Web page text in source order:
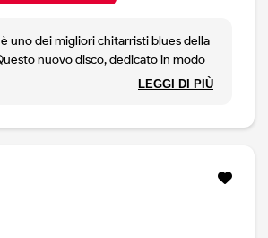
uno dei migliori chitarristi blues della
nuovo disco, dedicato in modo
Roy Buchanan e Danny Gatton, ne è la
a Saturday Night Fish Fry, See See,
LEGGI DI PIÙ